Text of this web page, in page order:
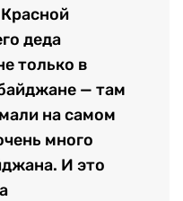
деда
только в
— там
на самом
много
И это